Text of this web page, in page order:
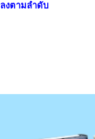
งตามลำดับ